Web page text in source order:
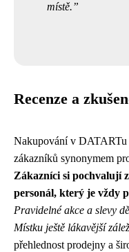
místě.
Recenze a
Nakupování v
zákazníků synonymem
Zákazníci si pochvalují
personál, který je vždy
Pravidelné akce a slevy
Místku ještě lákavější
přehlednost prodejny a